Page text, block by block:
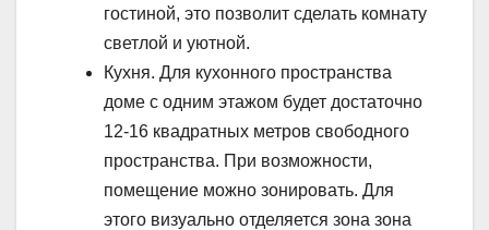
гостиной, это позволит сделать комнату
светлой и уютной.
Кухня. Для кухонного пространства
доме с одним этажом будет достаточно
12-16 квадратных метров свободного
пространства. При возможности,
помещение можно зонировать. Для
этого визуально отделяется зона зона